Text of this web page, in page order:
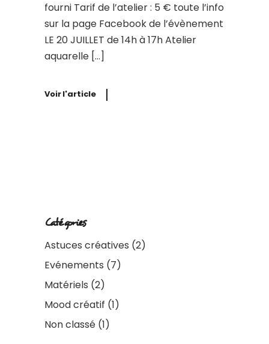
fourni Tarif de l’atelier : 5 € toute l’info
sur la page Facebook de l’évènement
LE 20 JUILLET de 14h à 17h Atelier
aquarelle […]
Voir l'article
Catégories
Astuces créatives (2)
Evénements (7)
Matériels (2)
Mood créatif (1)
Non classé (1)